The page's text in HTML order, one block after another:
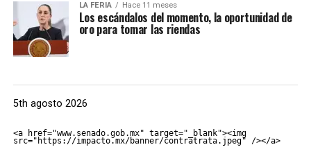
LA FERIA Hace 11 meses
Los escándalos del momento, la oportunidad de
oro para tomar las riendas
5th agosto 2026
<a href="www.senado.gob.mx" target="_blank"><img
src="https://impacto.mx/banner/contratrata.jpeg" /></a>